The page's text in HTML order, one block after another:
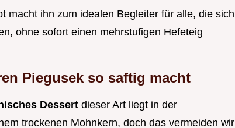
macht ihn zum idealen Begleiter für alle, die sich
ohne sofort einen mehrstufigen Hefeteig
Piegusek so saftig macht
Dessert dieser Art liegt in der
trockenen Mohnkern, doch das vermeiden wir